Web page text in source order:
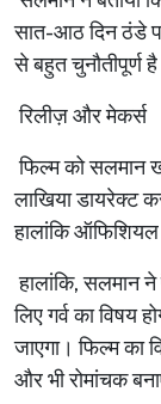
सात-आठ दिन ठंडे
से बहुत चुनौतीपूर्ण
रिलीज़ और मेकर्स
फिल्म को सलमान
लाखिया डायरेक्ट
हालांकि ऑफिशियल
हालांकि, सलमान
लिए गर्व का विषय
जाएगा। फिल्म का
और भी रोमांचक